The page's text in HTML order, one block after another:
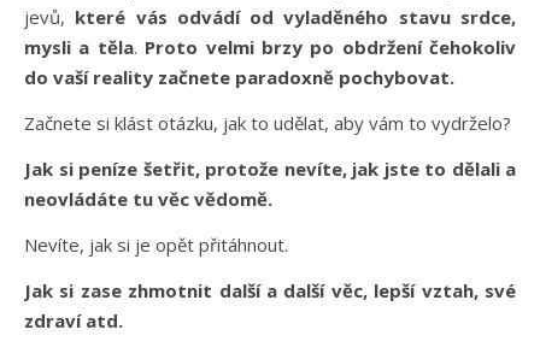
jevů, které vás odvádí od vyladěného stavu srdce,
mysli a těla. Proto velmi brzy po obdržení čehokoliv
do vaší reality začnete paradoxně pochybovat.
Začnete si klást otázku, jak to udělat, aby vám to vydrželo?
Jak si peníze šetřit, protože nevíte, jak jste to dělali a
neovládáte tu věc vědomě.
Nevíte, jak si je opět přitáhnout.
Jak si zase zhmotnit další a další věc, lepší vztah, své
zdraví atd.